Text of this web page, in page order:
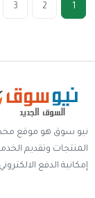
1
2
3
نيو سوق هو موقع
المنتجات وتقديم
إمكانية الدفع